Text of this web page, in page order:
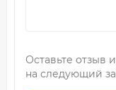
Оставьте отзыв
на следующий